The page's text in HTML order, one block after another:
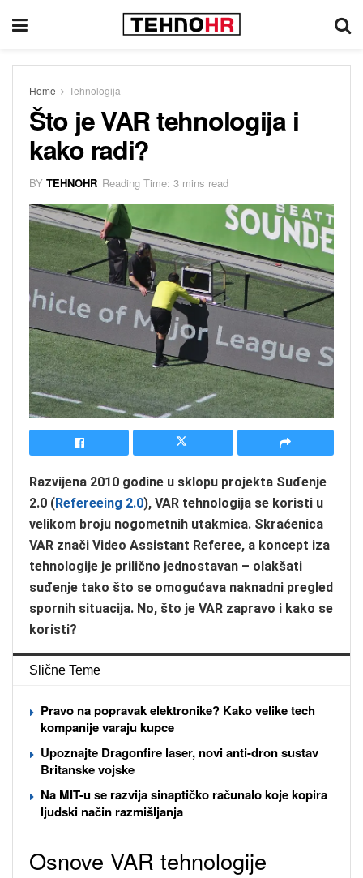
Home Tehnologija
Što je VAR tehnologija i
kako radi?
BY TEHNOHR Reading Time: 3 mins read
Razvijena 2010 godine u sklopu projekta Suđenje
2.0 (Refereeing 2.0), VAR tehnologija se koristi u
velikom broju nogometnih utakmica. Skraćenica
VAR znači Video Assistant Referee, a koncept iza
tehnologije je prilično jednostavan – olakšati
suđenje tako što se omogućava naknadni pregled
spornih situacija. No, što je VAR zapravo i kako se
koristi?
Slične Teme
Pravo na popravak elektronike? Kako velike tech
kompanije varaju kupce
Upoznajte Dragonfire laser, novi anti-dron sustav
Britanske vojske
Na MIT-u se razvija sinaptičko računalo koje kopira
ljudski način razmišljanja
Osnove VAR tehnologije